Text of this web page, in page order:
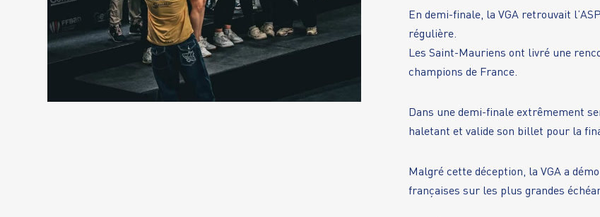
En demi-finale, la VGA retrouvait
régulière.
Les Saint-Mauriens ont livré une
champions de France.
Dans une demi-finale extrêmement
haletant et valide son billet pour la
Malgré cette déception, la VGA a
françaises sur les plus grandes